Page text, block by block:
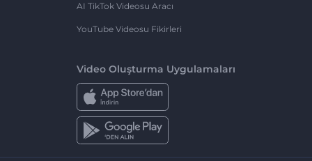
AI TikTok Videosu Aracı
YouTube Videosu Fikirleri
Video Oluşturma Uygulamaları